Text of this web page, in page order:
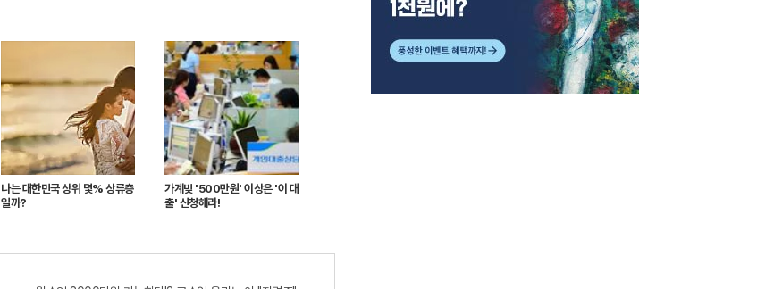
나는 대한민국 상위 몇% 상류층
일까?
가계빚 '500만원' 이상은 '이 대
출' 신청해라!